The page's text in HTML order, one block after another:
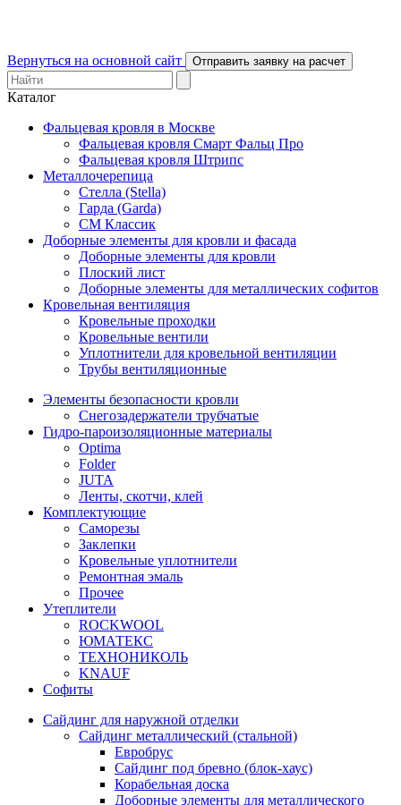
Вернуться на основной сайт Отправить заявку на расчет
Каталог
Фальцевая кровля в Москве
Фальцевая кровля Смарт Фальц Про
Фальцевая кровля Штрипс
Металлочерепица
Стелла (Stella)
Гарда (Garda)
СМ Классик
Доборные элементы для кровли и фасада
Доборные элементы для кровли
Плоский лист
Доборные элементы для металлических софитов
Кровельная вентиляция
Кровельные проходки
Кровельные вентили
Уплотнители для кровельной вентиляции
Трубы вентиляционные
Элементы безопасности кровли
Снегозадержатели трубчатые
Гидро-пароизоляционные материалы
Optima
Folder
JUTA
Ленты, скотчи, клей
Комплектующие
Саморезы
Заклепки
Кровельные уплотнители
Ремонтная эмаль
Прочее
Утеплители
ROCKWOOL
ЮМАТЕКС
ТЕХНОНИКОЛЬ
KNAUF
Софиты
Сайдинг для наружной отделки
Сайдинг металлический (стальной)
Евробрус
Сайдинг под бревно (блок-хаус)
Корабельная доска
Доборные элементы для металлического